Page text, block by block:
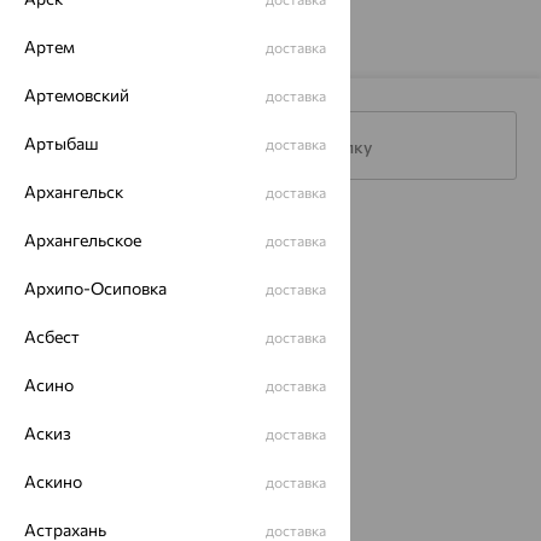
Подписаться на рассылку
ул. Зегеля, 27/2
Артем доставка
Артемовский доставка
Артыбаш доставка
Архангельск доставка
Архангельское доставка
Архипо-Осиповка доставка
Асбест доставка
Асино доставка
Аскиз доставка
Аскино доставка
Астрахань доставка